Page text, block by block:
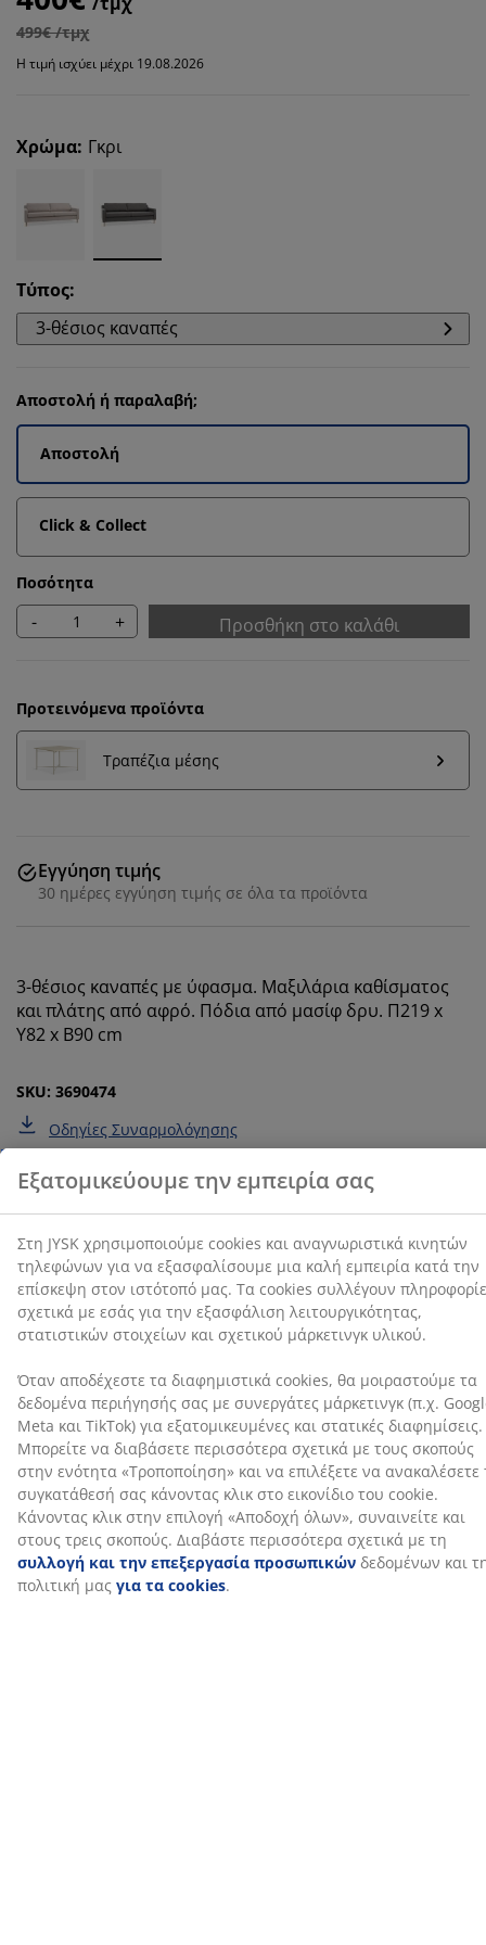
499€ /τμχ
Η τιμή ισχύει μέχρι 19.08.2026
Χρώμα: Γκρι
Τύπος:
3-θέσιος καναπές
Αποστολή ή παραλαβή;
Αποστολή
Click & Collect
Ποσότητα
- + Προσθήκη στο καλάθι
Προτεινόμενα προϊόντα
Τραπέζια μέσης
Εγγύηση τιμής
30 ημέρες εγγύηση τιμής σε όλα τα προϊόντα
3-θέσιος καναπές με ύφασμα. Μαξιλάρια καθίσματος
και πλάτης από αφρό. Πόδια από μασίφ δρυ. Π219 x
Υ82 x Β90 cm
SKU: 3690474
Οδηγίες Συναρμολόγησης
Χαρακτηριστικά προϊόντος
Αξιολογήσεις
(2)
Αποστολή
Εξατομικεύουμε την εμπειρία σας
cookies συλλέγουν πληροφορίες σχετικά με εσάς για
την εξασφάλιση λειτουργικότητας, στατιστικών
στοιχείων και σχετικού μάρκετινγκ υλικού.
μοιραστούμε τα δεδομένα περιήγησής σας με
συνεργάτες μάρκετινγκ (π.χ. Google, Meta και TikTok)
για εξατομικευμένες και στατικές διαφημίσεις.
Μπορείτε να διαβάσετε περισσότερα σχετικά με τους
σκοπούς στην ενότητα «Τροποποίηση» και να
επιλέξετε να ανακαλέσετε τη συγκατάθεσή σας
κάνοντας κλικ στο εικονίδιο του cookie. Κάνοντας κλικ
στην επιλογή «Αποδοχή όλων», συναινείτε και στους
τρεις σκοπούς. Διαβάστε περισσότερα σχετικά με τη
συλλογή και την επεξεργασία προσωπικών
δεδομένων και την πολιτική μαςγια τα cookies